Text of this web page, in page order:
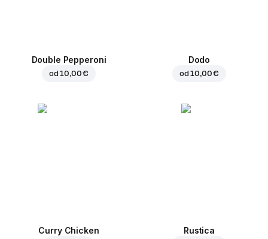
Double Pepperoni
od10,00 €
Dodo
od10,00 €
Curry Chicken Rustica